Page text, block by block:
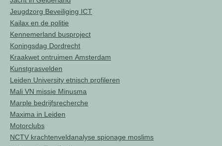
Jeugdzorg Beveiliging ICT
Kailax en de politie
Kennemerland busproject
Koningsdag Dordrecht
Kraakwet ontruimen Amsterdam
Kunstgrasvelden
Leiden University etnisch profileren
Mali VN missie Minusma
Marple bedrijfsrecherche
Maxima in Leiden
Motorclubs
NCTV krachtenveldanalyse spionage moslims